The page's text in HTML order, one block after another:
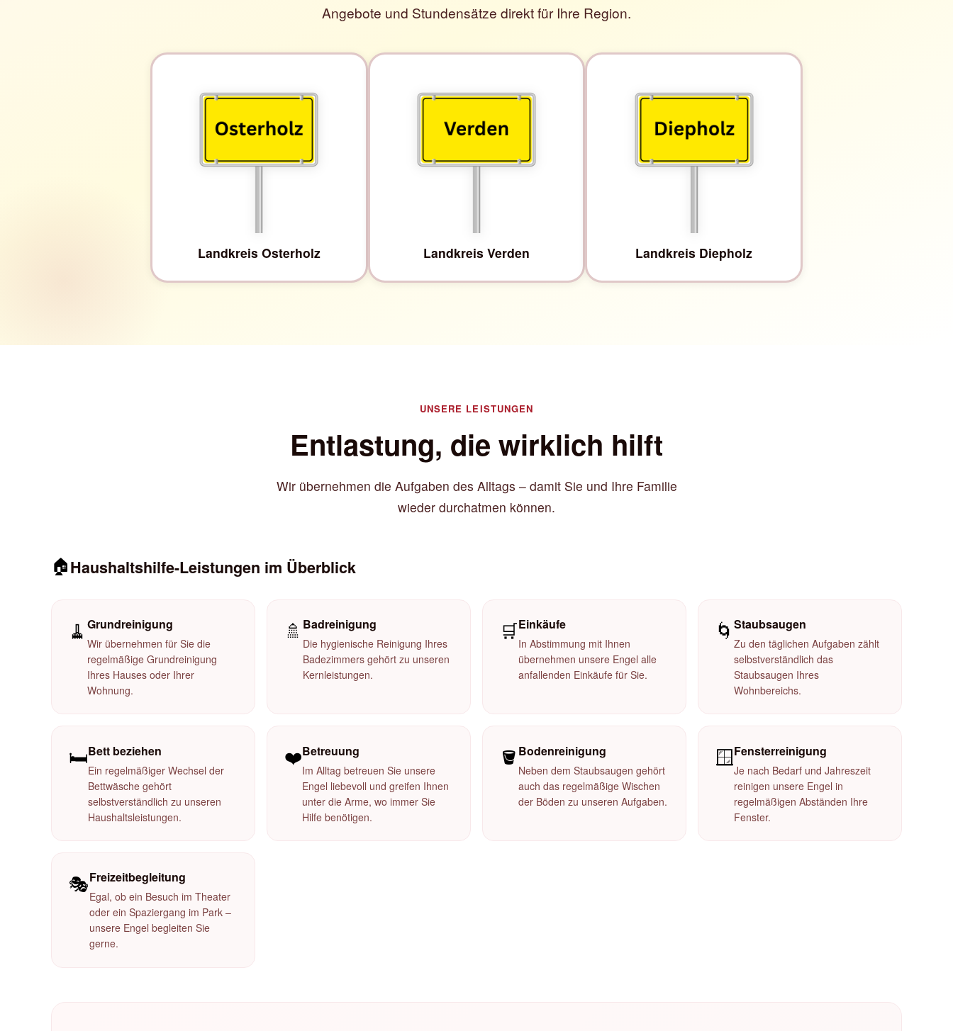
Angebote und Stundensätze direkt für Ihre Region.
Landkreis Osterholz Landkreis Verden Landkreis Diepholz
UNSERE LEISTUNGEN
Entlastung, die wirklich hilft
Wir übernehmen die Aufgaben des Alltags – damit Sie und Ihre Familie
wieder durchatmen können.
🏠Haushaltshilfe-Leistungen im Überblick
🧹 Grundreinigung
Wir übernehmen für Sie die
regelmäßige Grundreinigung
Ihres Hauses oder Ihrer
Wohnung.
🚿 Badreinigung
Die hygienische Reinigung Ihres
Badezimmers gehört zu unseren
Kernleistungen.
🛒Einkäufe
In Abstimmung mit Ihnen
übernehmen unsere Engel alle
anfallenden Einkäufe für Sie.
🌀 Staubsaugen
Zu den täglichen Aufgaben zählt
selbstverständlich das
Staubsaugen Ihres
Wohnbereichs.
🛏️Bett beziehen
Ein regelmäßiger Wechsel der
Bettwäsche gehört
selbstverständlich zu unseren
Haushaltsleistungen.
❤️Betreuung
Im Alltag betreuen Sie unsere
Engel liebevoll und greifen Ihnen
unter die Arme, wo immer Sie
Hilfe benötigen.
🪣 Bodenreinigung
Neben dem Staubsaugen gehört
auch das regelmäßige Wischen
der Böden zu unseren Aufgaben.
🪟Fensterreinigung
Je nach Bedarf und Jahreszeit
reinigen unsere Engel in
regelmäßigen Abständen Ihre
Fenster.
🎭Freizeitbegleitung
Egal, ob ein Besuch im Theater
oder ein Spaziergang im Park –
unsere Engel begleiten Sie
gerne.